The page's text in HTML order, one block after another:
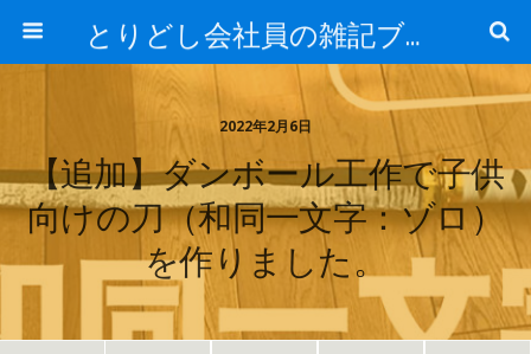
とりどし会社員の雑記ブログ
2022年2月6日
【追加】ダンボール工作で子供
向けの刀（和同一文字：ゾロ）
を作りました。